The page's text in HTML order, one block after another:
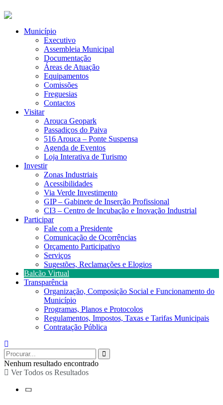
Município
Executivo
Assembleia Municipal
Documentação
Áreas de Atuação
Equipamentos
Comissões
Freguesias
Contactos
Visitar
Arouca Geopark
Passadiços do Paiva
516 Arouca – Ponte Suspensa
Agenda de Eventos
Loja Interativa de Turismo
Investir
Zonas Industriais
Acessibilidades
Via Verde Investimento
GIP – Gabinete de Inserção Profissional
CI3 – Centro de Incubação e Inovação Industrial
Participar
Fale com a Presidente
Comunicação de Ocorrências
Orçamento Participativo
Serviços
Sugestões, Reclamações e Elogios
Balcão Virtual
Transparência
Organização, Composição Social e Funcionamento do
Município
Programas, Planos e Protocolos
Regulamentos, Impostos, Taxas e Tarifas Municipais
Contratação Pública
Nenhum resultado encontrado
Ver Todos os Resultados